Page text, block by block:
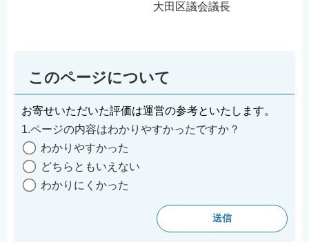
大田区議会議長
このページについて
お寄せいただいた評価は運営の参考といたします。
1.ページの内容はわかりやすかったですか？
わかりやすかった
どちらともいえない
わかりにくかった